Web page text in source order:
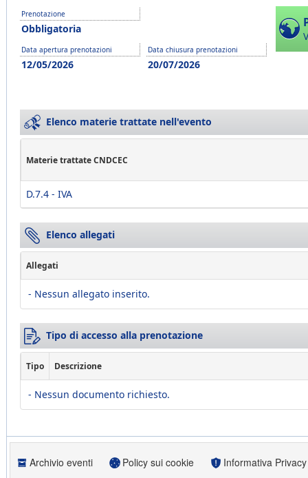
Prenotazione
Obbligatoria
Data apertura prenotazioni
12/05/2026
Data chiusura prenotazioni
20/07/2026
Elenco materie trattate nell'evento
Materie trattate CNDCEC
D.7.4 - IVA
Elenco allegati
Allegati
- Nessun allegato inserito.
Tipo di accesso alla prenotazione
Tipo Descrizione
- Nessun documento richiesto.
Archivio eventi Policy sui cookie Informativa Privacy